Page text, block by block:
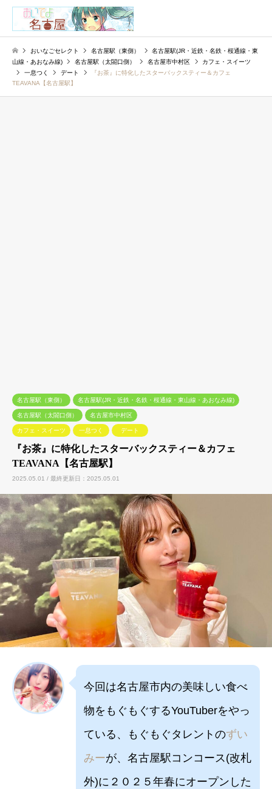
おいなごセレクト 名古屋駅（東側）
名古屋駅(JR・近鉄・名鉄・桜通線・東
山線・あおなみ線)
名古屋駅（太閤口側） 名古屋市中村区
カフェ・スイーツ
一息つく
デート
『お茶』に特化したスターバックスティー＆カフェ
TEAVANA【名古屋駅】
名古屋駅（東側） 名古屋駅(JR・近鉄・名鉄・桜通線・東山線・あおなみ線)
名古屋駅（太閤口側） 名古屋市中村区
カフェ・スイーツ 一息つく デート
『お茶』に特化したスターバックスティー＆カフェ
TEAVANA【名古屋駅】
2025.05.01 / 最終更新日：2025.05.01
今回は名古屋市内の美味しい食べ
物をもぐもぐするYouTuberをやっ
ている、もぐもぐタレントのずい
みーが、名古屋駅コンコース(改札
外)に２０２５年春にオープンした